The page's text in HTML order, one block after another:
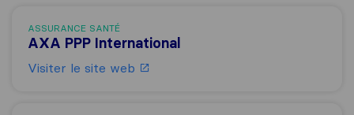
ASSURANCE SANTÉ
AXA PPP International
Visiter le site web